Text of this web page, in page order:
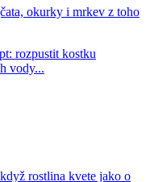
okurky i mrkev z toho
rozpustit kostku
vody...
rostlina kvete jako o